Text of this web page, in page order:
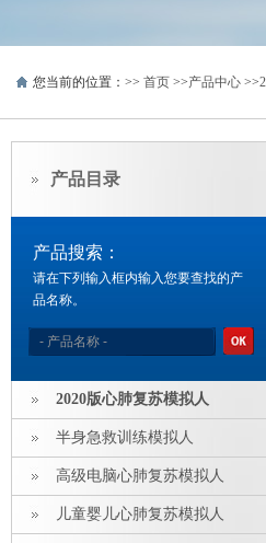
您当前的位置：>> 首页 >>产品中心 >>
产品目录
产品搜索：
请在下列输入框内输入您要查找的产
品名称。
2020版心肺复苏模拟人
半身急救训练模拟人
高级电脑心肺复苏模拟人
儿童婴儿心肺复苏模拟人